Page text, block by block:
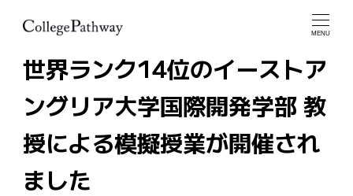
MENU
世界ランク14位のイーストア
ングリア大学国際開発学部 教
授による模擬授業が開催され
ました